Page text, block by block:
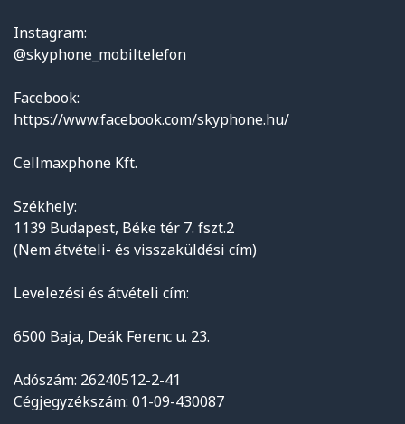
Instagram:
@skyphone_mobiltelefon
Facebook:
https://www.facebook.com/skyphone.hu/
Cellmaxphone Kft.
Székhely:
1139 Budapest, Béke tér 7. fszt.2
(Nem átvételi- és visszaküldési cím)
Levelezési és átvételi cím:
6500 Baja, Deák Ferenc u. 23.
Adószám: 26240512-2-41
Cégjegyzékszám: 01-09-430087